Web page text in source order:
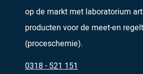
op de markt met laboratorium
producten voor de meet-en
(proceschemie).
0318 - 521 151